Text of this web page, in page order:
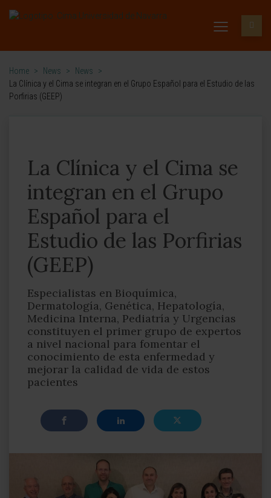
Home > News > News
>
La Clínica y el Cima se integran en el Grupo Español para el Estudio de las
Porfirias (GEEP)
La Clínica y el Cima se
integran en el Grupo
Español para el
Estudio de las Porfirias
(GEEP)
Especialistas en Bioquímica,
Dermatología, Genética, Hepatología,
Medicina Interna, Pediatría y Urgencias
constituyen el primer grupo de expertos
a nivel nacional para fomentar el
conocimiento de esta enfermedad y
mejorar la calidad de vida de estos
pacientes